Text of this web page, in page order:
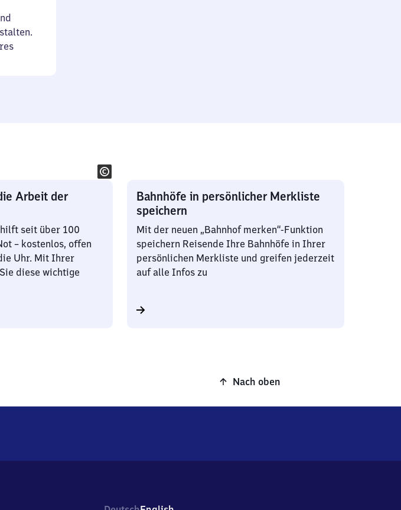
Arbeit der
seit über 100
– kostenlos, offen
Uhr. Mit Ihrer
diese wichtige
Bahnhöfe in persönlicher Merkliste
speichern
Mit der neuen „Bahnhof merken“-Funktion
speichern Reisende Ihre Bahnhöfe in Ihrer
persönlichen Merkliste und greifen jederzeit
auf alle Infos zu
Nach oben